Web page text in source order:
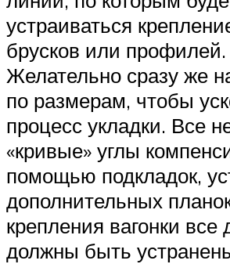
устраиваться
брусков или профилей.
Желательно сразу же
по размерам, чтобы
процесс укладки. Все
«кривые» углы
помощью подкладок,
дополнительных
крепления вагонки все
должны быть